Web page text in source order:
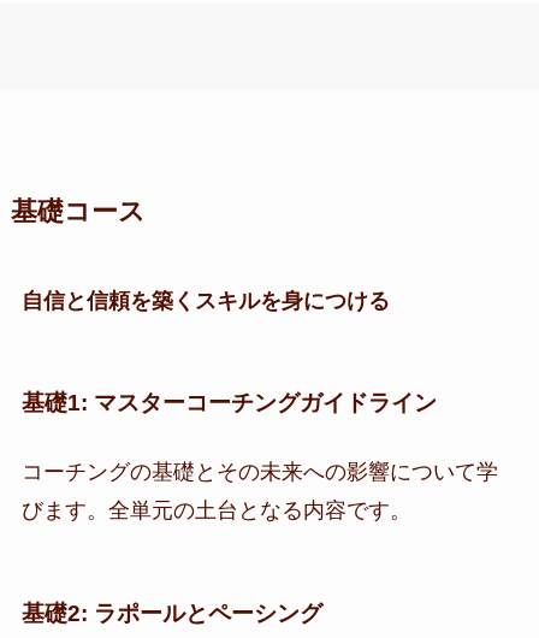
基礎コース
自信と信頼を築くスキルを身につける
基礎1: マスターコーチングガイドライン
コーチングの基礎とその未来への影響について学
びます。全単元の土台となる内容です。
基礎2: ラポールとペーシング